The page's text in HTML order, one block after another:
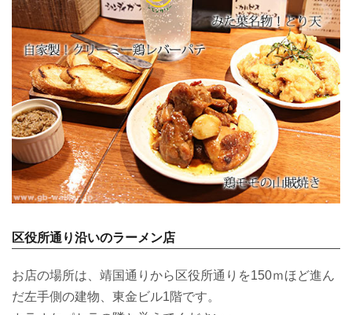
区役所通り沿いのラーメン店
お店の場所は、靖国通りから区役所通りを150ｍほど進ん
だ左手側の建物、東金ビル1階です。